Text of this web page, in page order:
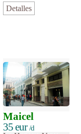
Detalles
Maicel
35 eur/d